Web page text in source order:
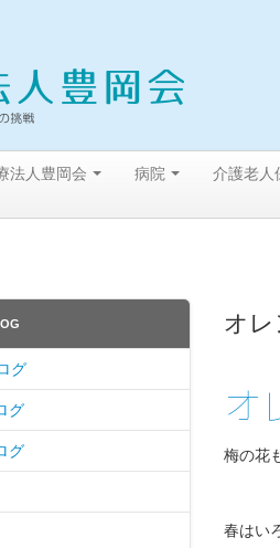
法人豊岡会 病院 介護老人
オ
オ
梅の花
春はい
グ
グ
グ